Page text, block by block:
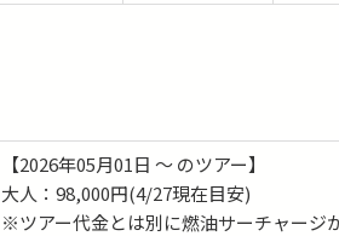
【2026年05月01日 ～ のツアー】
大人：98,000円(4/27現在目安)
※ツアー代金とは別に燃油サーチャージ